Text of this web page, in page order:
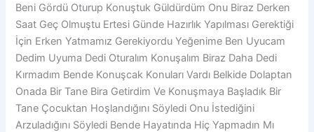
Beni Gördü Oturup Konuştuk Güldürdüm Onu Biraz Derken
Saat Geç Olmuştu Ertesi Günde Hazırlık Yapılması Gerektiği
İçin Erken Yatmamız Gerekiyordu Yeğenime Ben Uyucam
Dedim Uyuma Dedi Oturalım Konuşalım Biraz Daha Dedi
Kırmadım Bende Konuşcak Konuları Vardı Belkide Dolaptan
Onada Bir Tane Bira Getirdim Ve Konuşmaya Başladık Bir
Tane Çocuktan Hoşlandığını Söyledi Onu İstediğini
Arzuladığını Söyledi Bende Hayatında Hiç Yapmadın Mı